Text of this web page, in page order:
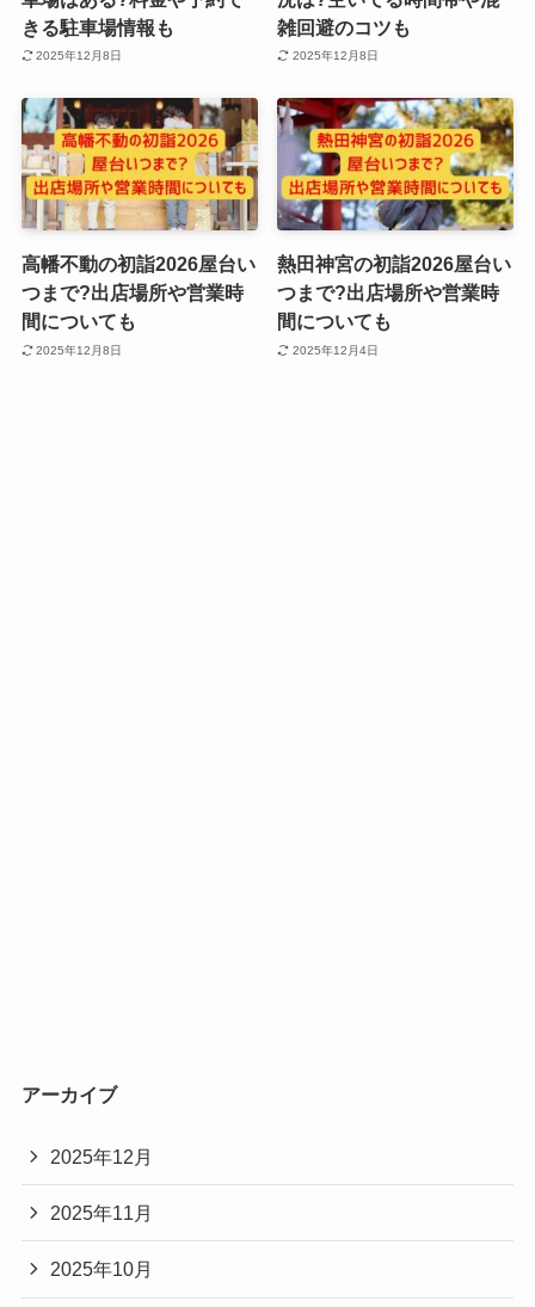
きる駐車場情報も
2025年12月8日
雑回避のコツも
2025年12月8日
高幡不動の初詣2026屋台い
つまで?出店場所や営業時
間についても
2025年12月8日
熱田神宮の初詣2026屋台い
つまで?出店場所や営業時
間についても
2025年12月4日
アーカイブ
2025年12月
2025年11月
2025年10月